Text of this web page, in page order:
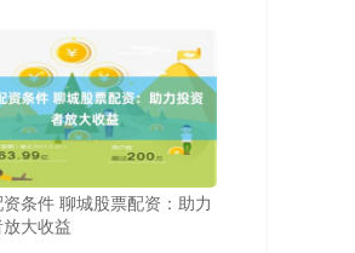
条件 聊城股票配资：助力
大收益